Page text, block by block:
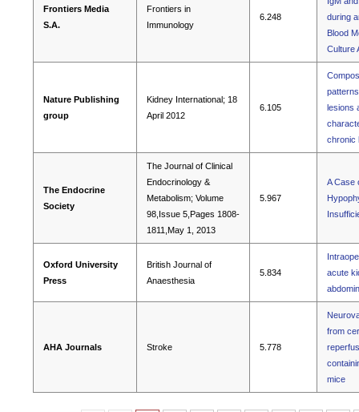
Frontiers Media
S.A.
Frontiers in
Immunology
6.248
during
Blood
Culture
Nature Publishing
group
Kidney International; 18
April 2012
6.105
lesions
chronic
The Endocrine
Society
The Journal of Clinical
Endocrinology &
Metabolism; Volume
98,Issue 5,Pages 1808-
1811,May 1, 2013
5.967
A Case
Oxford University
Press
British Journal of
Anaesthesia
5.834
acute
AHA Journals Stroke 5.778
from
mice